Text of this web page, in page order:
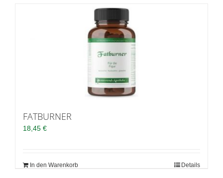
FATBURNER
18,45 €
In den Warenkorb Details